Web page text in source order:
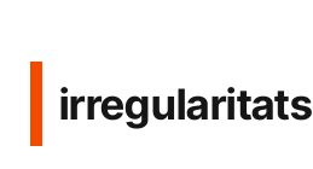
irregularitats